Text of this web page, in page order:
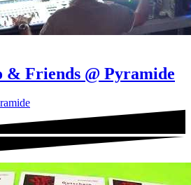
& Friends @ Pyramide